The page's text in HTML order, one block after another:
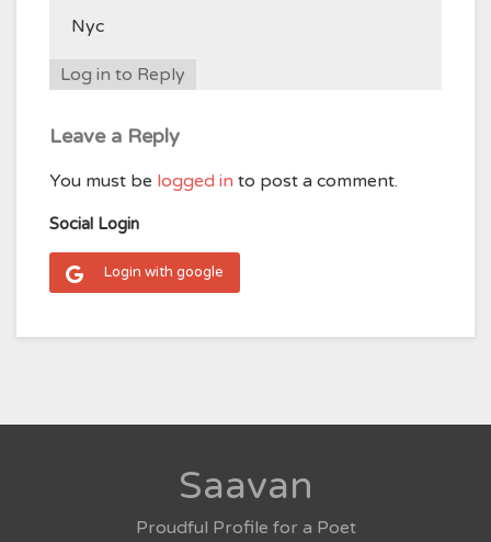
Nyc
Log in to Reply
Leave a Reply
You must be logged in to post a comment.
Social Login
Login with google
Saavan
Proudful Profile for a Poet